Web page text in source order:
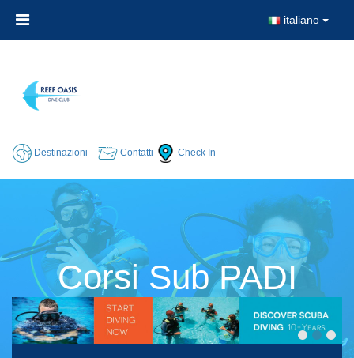
italiano
Destinazioni Contatti Check In
Corsi Sub PADI